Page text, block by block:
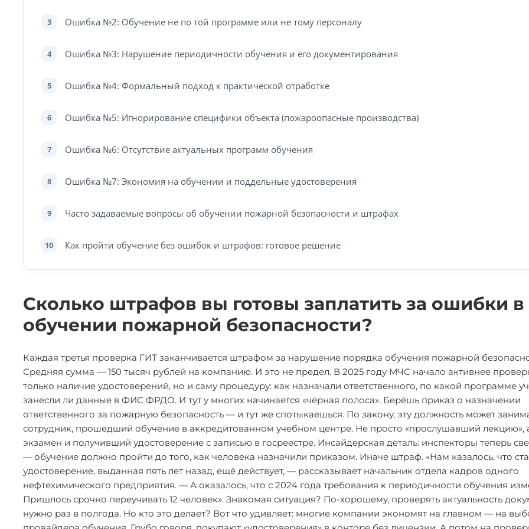
3 Ошибка №2: Обучение не по той программе или не тому персоналу
4 Ошибка №3: Нарушение периодичности обучения и его документирования
5 Ошибка №4: Формальный подход к практической отработке
6 Ошибка №5: Игнорирование специфики объекта (пожароопасные производства)
7 Ошибка №6: Отсутствие актуальных программ обучения
8 Ошибка №7: Экономия на обучении и поддельные удостоверения
9 Часто задаваемые вопросы об обучении пожарной безопасности и штрафах
10 Как пройти обучение без ошибок и штрафов: готовое решение
Сколько штрафов вы готовы заплатить за ошибки в
обучении пожарной безопасности?
Каждая третья проверка ГИТ заканчивается штрафом за нарушение порядка обучения пожарной
Средняя сумма — 150 тысяч рублей на компанию. И это не предел. В 2025 году МЧС начало активнее
только наличие удостоверений, но и саму процедуру: как назначали ответственного, по какой программе
занесли ли данные в ФИС ФРДО. И тут у многих начинается «чёрная полоса». Берёшь приказ о назначении
ответственного за пожарную безопасность — и тут же спотыкаешься. По закону, эту должность может
сотрудник, прошедший обучение в аккредитованном учебном центре. Не просто «прослушавший лекцию»,
экзамен и получивший удостоверение с записью в госреестре. Инсайдерская деталь: инспекторы теперь
— обучение должно пройти до того, как человека назначили приказом. Иначе штраф. «Нам казалось, что
удостоверение, выданная пять лет назад, ещё действует, — рассказывает начальник отдела кадров одного
нефтехимического предприятия. — А оказалось, что с 2024 года требования к периодичности обучения
Пришлось срочно переучивать 12 человек». Знакомая ситуация? По-хорошему, проверять актуальность
нужно раз в полгода. Но кто это делает? Вот что удивляет: многие компании экономят на главном — на